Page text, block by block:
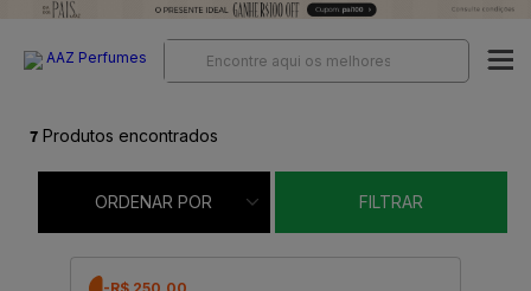
7 Produtos encontrados
ORDENAR POR FILTRAR